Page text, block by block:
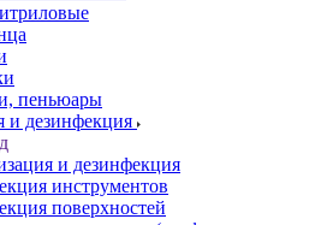
пеньюары
и дезинфекция
и дезинфекция
инструментов
поверхностей